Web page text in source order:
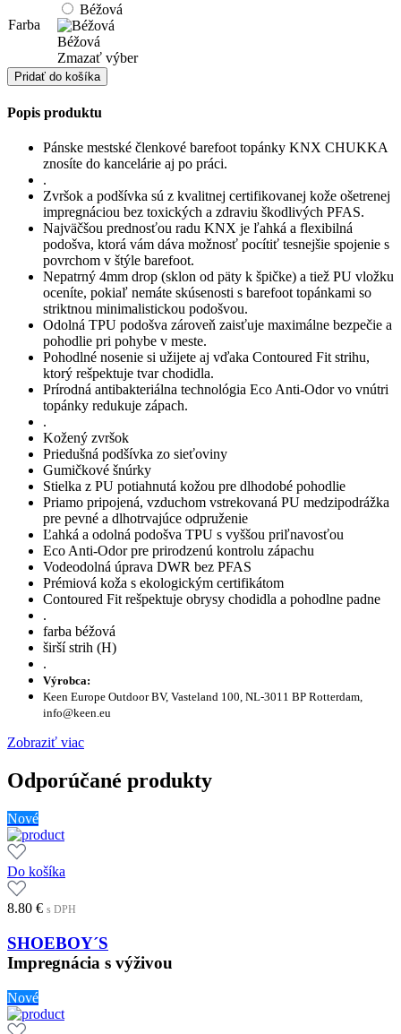
Farba
Béžová
Béžová
Zmazať výber
množstvo
Vychádzková
obuv
Pridať do košíka
Popis produktu
Pánske mestské členkové barefoot topánky KNX CHUKKA
znosíte do kancelárie aj po práci.
.
Zvršok a podšívka sú z kvalitnej certifikovanej kože ošetrenej
impregnáciou bez toxických a zdraviu škodlivých PFAS.
Najväčšou prednosťou radu KNX je ľahká a flexibilná
podošva, ktorá vám dáva možnosť pocítiť tesnejšie spojenie s
povrchom v štýle barefoot.
Nepatrný 4mm drop (sklon od päty k špičke) a tiež PU vložku
oceníte, pokiaľ nemáte skúsenosti s barefoot topánkami so
striktnou minimalistickou podošvou.
Odolná TPU podošva zároveň zaisťuje maximálne bezpečie a
pohodlie pri pohybe v meste.
Pohodlné nosenie si užijete aj vďaka Contoured Fit strihu,
ktorý rešpektuje tvar chodidla.
Prírodná antibakteriálna technológia Eco Anti-Odor vo vnútri
topánky redukuje zápach.
.
Kožený zvršok
Priedušná podšívka zo sieťoviny
Gumičkové šnúrky
Stielka z PU potiahnutá kožou pre dlhodobé pohodlie
Priamo pripojená, vzduchom vstrekovaná PU medzipodrážka
pre pevné a dlhotrvajúce odpruženie
Ľahká a odolná podošva TPU s vyššou priľnavosťou
Eco Anti-Odor pre prirodzenú kontrolu zápachu
Vodeodolná úprava DWR bez PFAS
Prémiová koža s ekologickým certifikátom
Contoured Fit rešpektuje obrysy chodidla a pohodlne padne
.
farba béžová
širší strih (H)
.
Výrobca:
Keen Europe Outdoor BV, Vasteland 100, NL-3011 BP Rotterdam,
info@keen.eu
Zobraziť viac
Odporúčané produkty
Nové
Do košíka
8.80 € s DPH
SHOEBOY´S
Impregnácia s výživou
Nové